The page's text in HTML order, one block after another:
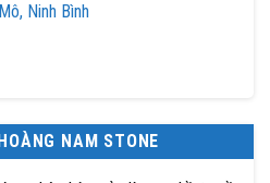
Ninh Bình
NAM STONE